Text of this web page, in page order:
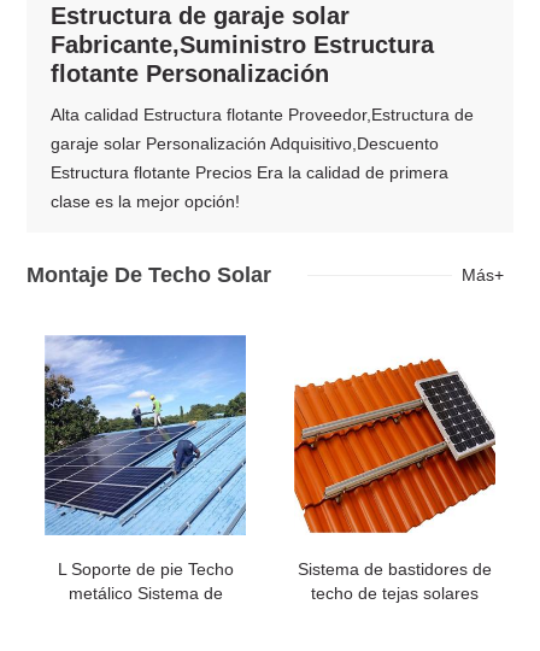
Estructura de garaje solar
Fabricante,Suministro Estructura
flotante Personalización
Alta calidad Estructura flotante Proveedor,Estructura de
garaje solar Personalización Adquisitivo,Descuento
Estructura flotante Precios Era la calidad de primera
clase es la mejor opción!
Montaje De Techo Solar Más+
L Soporte de pie Techo
metálico Sistema de
Sistema de bastidores de
techo de tejas solares